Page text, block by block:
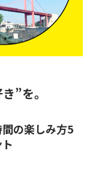
”を。
の楽しみ方5